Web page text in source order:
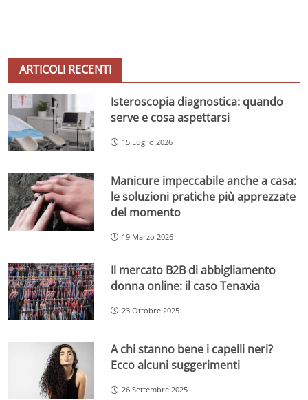
ARTICOLI RECENTI
Isteroscopia diagnostica: quando
serve e cosa aspettarsi
15 Luglio 2026
Manicure impeccabile anche a casa:
le soluzioni pratiche più apprezzate
del momento
19 Marzo 2026
Il mercato B2B di abbigliamento
donna online: il caso Tenaxia
23 Ottobre 2025
A chi stanno bene i capelli neri?
Ecco alcuni suggerimenti
26 Settembre 2025